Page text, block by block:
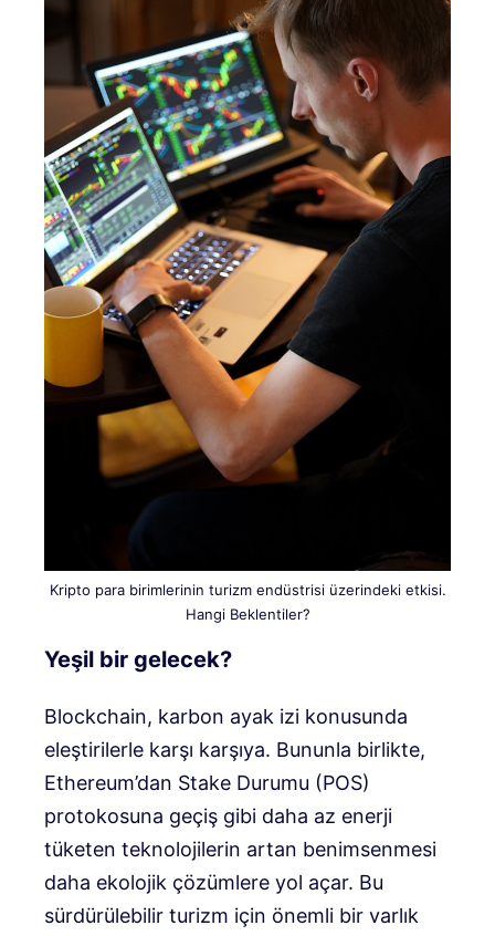
Kripto para birimlerinin turizm endüstrisi üzerindeki etkisi.
Hangi Beklentiler?
Yeşil bir gelecek?
Blockchain, karbon ayak izi konusunda
eleştirilerle karşı karşıya. Bununla birlikte,
Ethereum’dan Stake Durumu (POS)
protokosuna geçiş gibi daha az enerji
tüketen teknolojilerin artan benimsenmesi
daha ekolojik çözümlere yol açar. Bu
sürdürülebilir turizm için önemli bir varlık